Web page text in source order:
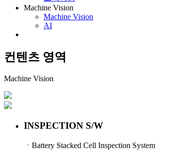
Machine Vision
Machine Vision
AI
컨텐츠 영역
Machine Vision
INSPECTION S/W
ㆍBattery Stacked Cell Inspection System